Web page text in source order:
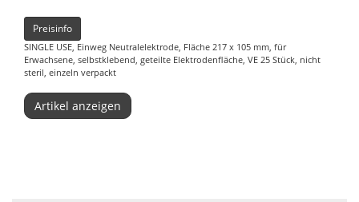
Preisinfo
SINGLE USE, Einweg Neutralelektrode, Fläche 217 x 105 mm, für
Erwachsene, selbstklebend, geteilte Elektrodenfläche, VE 25 Stück, nicht
steril, einzeln verpackt
Artikel anzeigen